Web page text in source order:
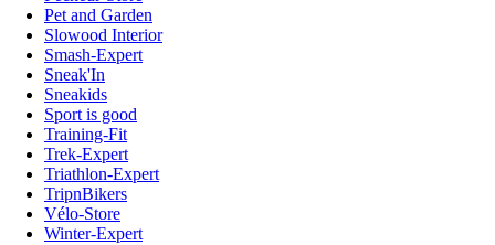
Pet and Garden
Slowood Interior
Smash-Expert
Sneak'In
Sneakids
Sport is good
Training-Fit
Trek-Expert
Triathlon-Expert
TripnBikers
Vélo-Store
Winter-Expert